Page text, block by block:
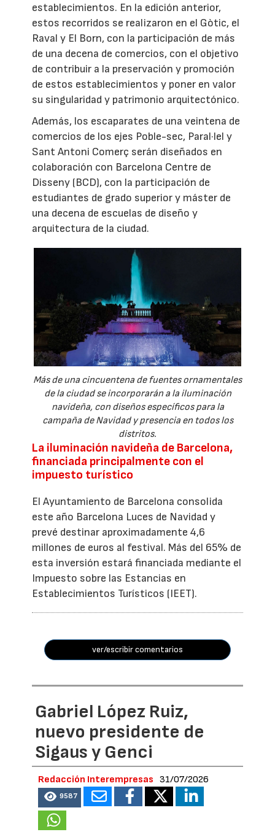
establecimientos. En la edición anterior,
estos recorridos se realizaron en el Gòtic, el
Raval y El Born, con la participación de más
de una decena de comercios, con el objetivo
de contribuir a la preservación y promoción
de estos establecimientos y poner en valor
su singularidad y patrimonio arquitectónico.
Además, los escaparates de una veintena de
comercios de los ejes Poble-sec, Paral·lel y
Sant Antoni Comerç serán diseñados en
colaboración con Barcelona Centre de
Disseny (BCD), con la participación de
estudiantes de grado superior y máster de
una decena de escuelas de diseño y
arquitectura de la ciudad.
Más de una cincuentena de fuentes ornamentales
de la ciudad se incorporarán a la iluminación
navideña, con diseños específicos para la
campaña de Navidad y presencia en todos los
distritos.
La iluminación navideña de Barcelona,
financiada principalmente con el
impuesto turístico
El Ayuntamiento de Barcelona consolida
este año Barcelona Luces de Navidad y
prevé destinar aproximadamente 4,6
millones de euros al festival. Más del 65% de
esta inversión estará financiada mediante el
Impuesto sobre las Estancias en
Establecimientos Turísticos (IEET).
ver/escribir comentarios
Gabriel López Ruiz,
nuevo presidente de
Sigaus y Genci
Redacción Interempresas 31/07/2026
9587